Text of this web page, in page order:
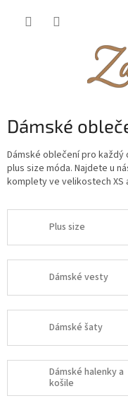
Dámské
Dámské oblečení pro
plus size móda. Najdete u
komplety ve velikostech XS
Plus size
Dámské vesty
Dámské šaty
Dámské halenky a
košile